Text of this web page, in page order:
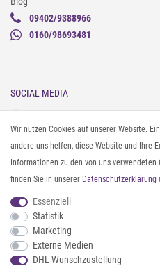
09402/9388966
0160/98693481
SOCIAL MEDIA
Instagram
Facebook
Pinterest
Twitter
Youtube
Threads
ZAHLUNG & VERSAND
Wir nutzen Cookies auf unserer Website.
andere uns helfen, diese Website und Ihre
Informationen zu den von uns
finden Sie in unserer Daten­schutz­erklärung
Essenziell
Statistik
Marketing
Externe Medien
DHL Wunschzustellung